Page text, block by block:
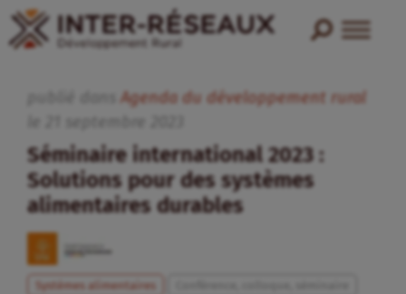
Agenda du développement rural
Séminaire international 2023 :
Solutions pour des systèmes
alimentaires durables
Systèmes alimentaires